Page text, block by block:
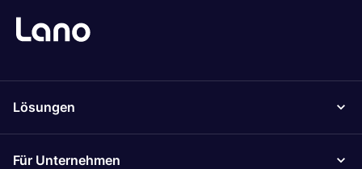
Lösungen
Für Unternehmen